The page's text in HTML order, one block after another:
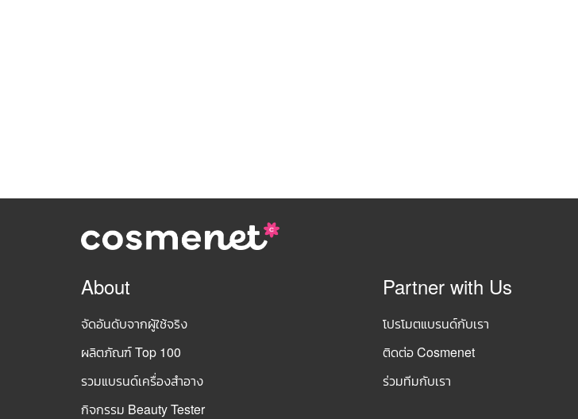
About
จัดอันดับจากผู้ใช้จริง
ผลิตภัณฑ์ Top 100
รวมแบรนด์เครื่องสำอาง
กิจกรรม Beauty Tester
Partner with Us
โปรโมตแบรนด์กับเรา
ติดต่อ Cosmenet
ร่วมทีมกับเรา